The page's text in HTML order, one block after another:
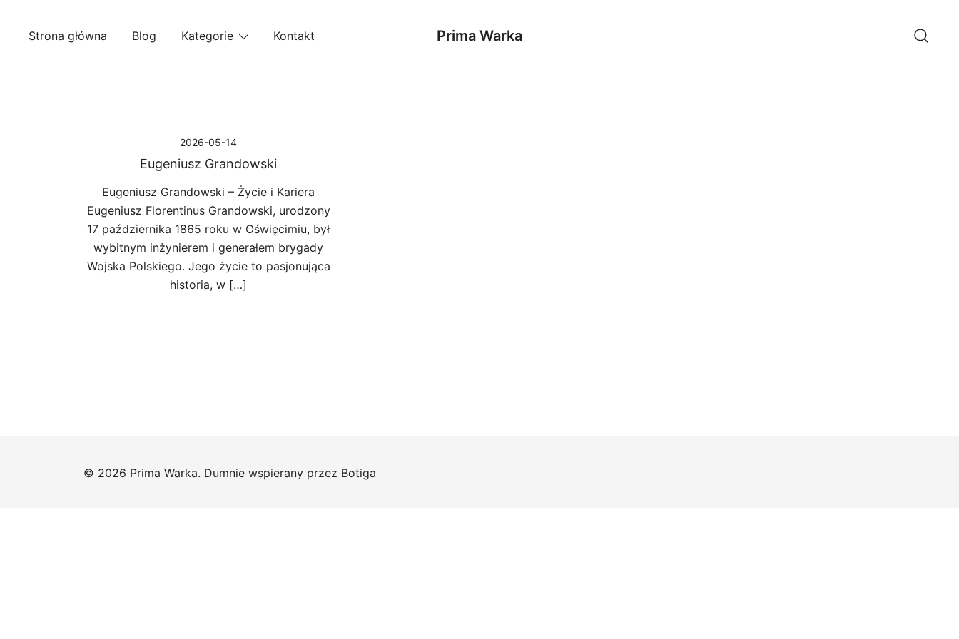
Strona główna Blog Kategorie Kontakt Prima Warka
2026-05-14
Eugeniusz Grandowski
Eugeniusz Grandowski – Życie i Kariera
Eugeniusz Florentinus Grandowski, urodzony
17 października 1865 roku w Oświęcimiu, był
wybitnym inżynierem i generałem brygady
Wojska Polskiego. Jego życie to pasjonująca
historia, w […]
© 2026 Prima Warka. Dumnie wspierany przez Botiga